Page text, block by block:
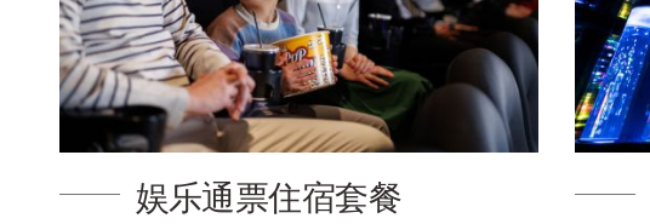
娱乐通票住宿套餐